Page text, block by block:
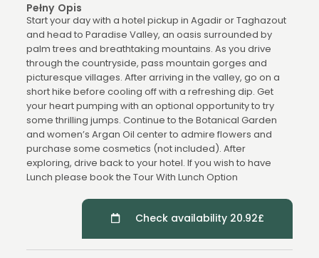
Pełny Opis
Start your day with a hotel pickup in Agadir or Taghazout
and head to Paradise Valley, an oasis surrounded by
palm trees and breathtaking mountains. As you drive
through the countryside, pass mountain gorges and
picturesque villages. After arriving in the valley, go on a
short hike before cooling off with a refreshing dip. Get
your heart pumping with an optional opportunity to try
some thrilling jumps. Continue to the Botanical Garden
and women’s Argan Oil center to admire flowers and
purchase some cosmetics (not included). After
exploring, drive back to your hotel. If you wish to have
Lunch please book the Tour With Lunch Option
Check availability 20.92£